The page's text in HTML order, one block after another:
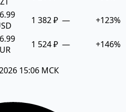
1 382 ₽ — +123%
1 524 ₽ — +146%
15:06 МСК